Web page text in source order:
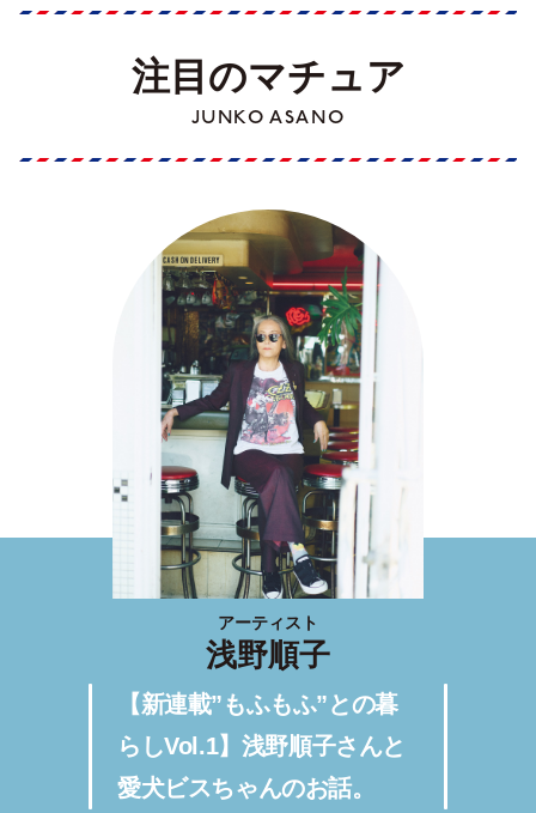
注目のマチュア
JUNKO ASANO
アーティスト
浅野順子
【新連載”もふもふ”との暮
らしVol.1】浅野順子さんと
愛犬ビスちゃんのお話。